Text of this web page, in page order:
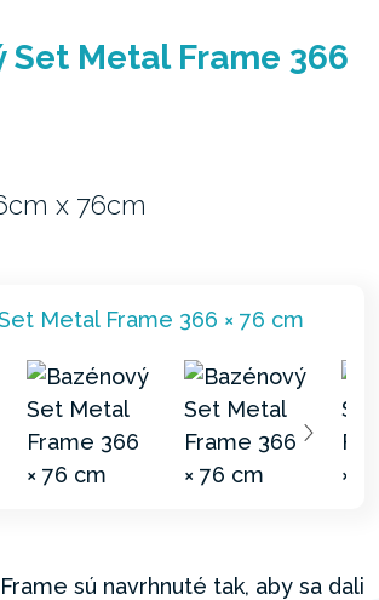
Set Metal Frame 366
x 76cm
sú navrhnuté tak, aby sa dali